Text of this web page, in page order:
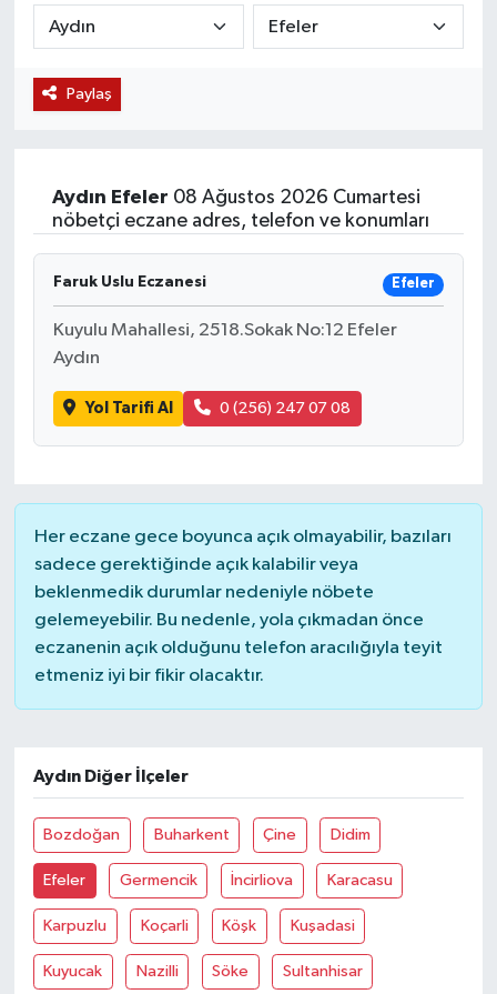
Paylaş
Aydın Efeler 08 Ağustos 2026 Cumartesi
nöbetçi eczane adres, telefon ve konumları
Faruk Uslu Eczanesi Efeler
Kuyulu Mahallesi, 2518.Sokak No:12 Efeler
Aydın
Yol Tarifi Al 0 (256) 247 07 08
Her eczane gece boyunca açık olmayabilir, bazıları
sadece gerektiğinde açık kalabilir veya
beklenmedik durumlar nedeniyle nöbete
gelemeyebilir. Bu nedenle, yola çıkmadan önce
eczanenin açık olduğunu telefon aracılığıyla teyit
etmeniz iyi bir fikir olacaktır.
Aydın Diğer İlçeler
Bozdoğan Buharkent Çine Didim
Efeler Germencik İncirliova Karacasu
Karpuzlu Koçarli Köşk Kuşadasi
Kuyucak Nazilli Söke Sultanhisar
KÜLTÜR SANAT
YAŞAM
SARIGÖL
SARUHANLI
KIRKAĞAÇ
GÖLMARMARA
KÖPRÜBAŞI
KULA
SARIGÖL
ŞEHZADELER
YUNUSEMRE
EKONOMİ
EĞİTİM
SPOR
LIFE
MANİSA'YI KEŞFET
TÜRKİYE'DE TREND HABERLER
ÖZEL HABER